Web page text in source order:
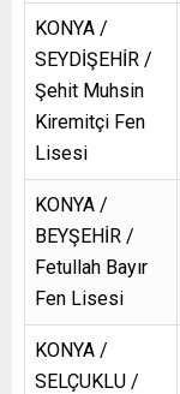
KONYA /
SEYDİŞEHİR /
Şehit Muhsin
Kiremitçi Fen
Lisesi
KONYA /
BEYŞEHİR /
Fetullah Bayır
Fen Lisesi
KONYA /
SELÇUKLU /